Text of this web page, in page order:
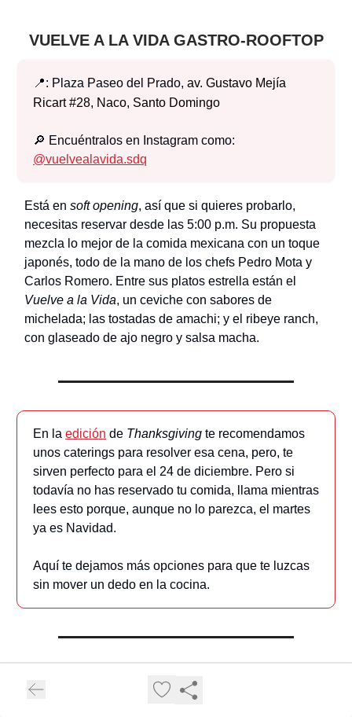
VUELVE A LA VIDA GASTRO-ROOFTOP
📍: Plaza Paseo del Prado, av. Gustavo Mejía
Ricart #28, Naco, Santo Domingo
🔎 Encuéntralos en Instagram como:
@vuelvealavida.sdq
Está en soft opening, así que si quieres probarlo,
necesitas reservar desde las 5:00 p.m. Su propuesta
mezcla lo mejor de la comida mexicana con un toque
japonés, todo de la mano de los chefs Pedro Mota y
Carlos Romero. Entre sus platos estrella están el
Vuelve a la Vida, un ceviche con sabores de
michelada; las tostadas de amachi; y el ribeye ranch,
con glaseado de ajo negro y salsa macha.
En la edición de Thanksgiving te recomendamos
unos caterings para resolver esa cena, pero, te
sirven perfecto para el 24 de diciembre. Pero si
todavía no has reservado tu comida, llama mientras
lees esto porque, aunque no lo parezca, el martes
ya es Navidad.
Aquí te dejamos más opciones para que te luzcas
sin mover un dedo en la cocina.
ESPACIO SUKALDEKO